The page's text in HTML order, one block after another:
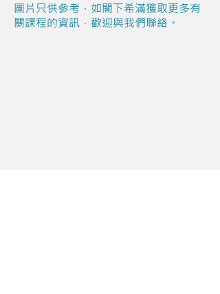
圖片只供參考，如閣下希滿獲取更多有
關課程的資訊，歡迎與我們聯絡。